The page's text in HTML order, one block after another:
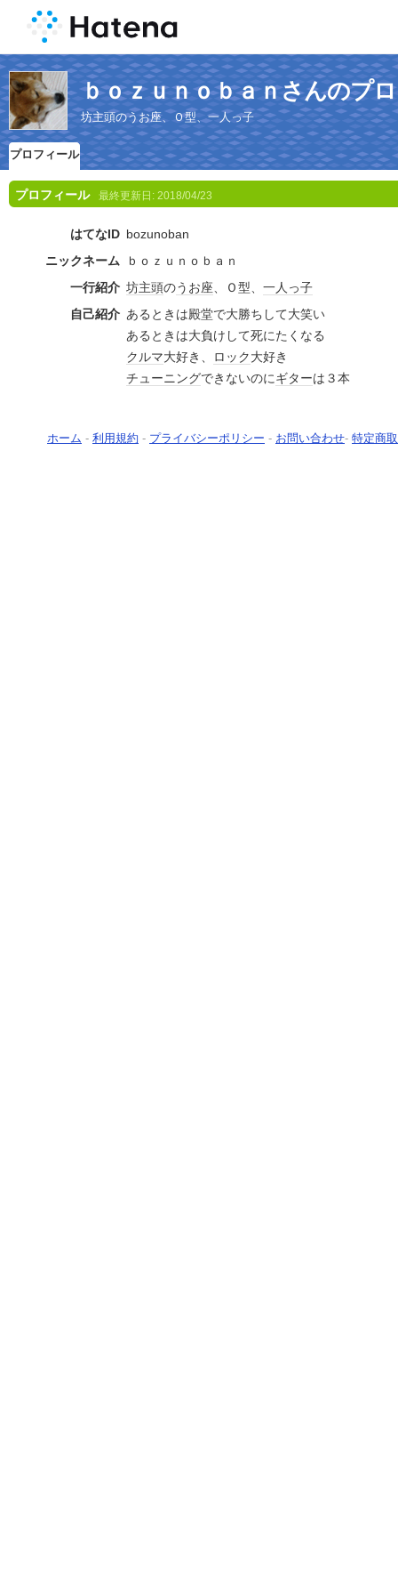
ｂｏｚｕｎｏｂａｎさんのプ
坊主頭のうお座、Ｏ型、一人っ子
プロフィール
プロフィール 最終更新日: 2018/04/23
はてなID bozunoban
ニックネーム
ｂｏｚｕｎｏｂａｎ
一行紹介 坊主頭のうお座、Ｏ型、 一人っ子
自己紹介 あるときは殿堂で大勝ちして大笑い
あるときは大負けして死にたくなる
クルマ大好き、 ロック大好き
チューニングできないのにギターは３本
ホーム - 利用規約 - プライバシーポリシー - お問い合わせ- 特定商